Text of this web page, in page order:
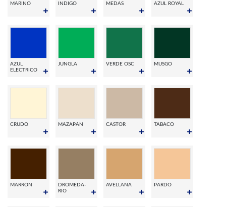
MARINO INDIGO MEDAS AZUL ROYAL
AZUL
ELECTRICO
JUNGLA VERDE OSC MUSGO
CRUDO MAZAPAN CASTOR TABACO
MARRON
DROMEDA-
RIO
AVELLANA PARDO